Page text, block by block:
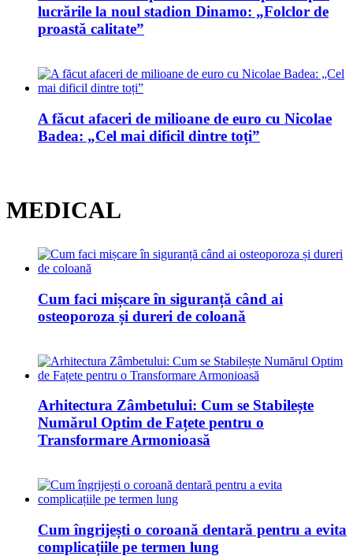
lucrările la noul stadion Dinamo: „Folclor de
proastă calitate”
A făcut afaceri de milioane de euro cu Nicolae
Badea: „Cel mai dificil dintre toți”
MEDICAL
Cum faci mișcare în siguranță când ai
osteoporoza și dureri de coloană
Arhitectura Zâmbetului: Cum se Stabilește
Numărul Optim de Fațete pentru o
Transformare Armonioasă
Cum îngrijești o coroană dentară pentru a evita
complicațiile pe termen lung